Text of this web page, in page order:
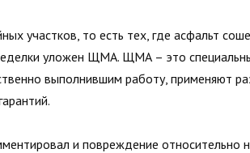
участков, то есть тех, где асфальт
уложен ЩМА. ЩМА – это
выполнившим работу, применяют
и повреждение относительно